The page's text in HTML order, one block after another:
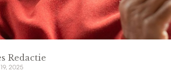
Redactie
2025